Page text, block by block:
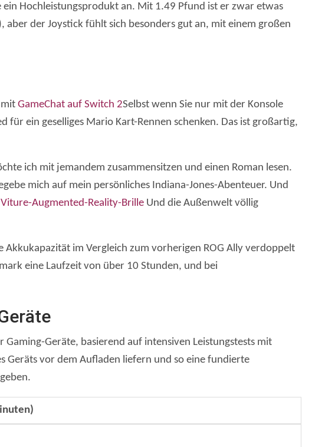
Hochleistungsprodukt an. Mit 1.49 Pfund ist er zwar etwas
aber der Joystick fühlt sich besonders gut an, mit einem großen
mit GameChat auf Switch 2Selbst wenn Sie nur mit der Konsole
ein geselliges Mario Kart-Rennen schenken. Das ist großartig,
ich mit jemandem zusammensitzen und einen Roman lesen.
mich auf mein persönliches Indiana-Jones-Abenteuer. Und
Augmented-Reality-Brille Und die Außenwelt völlig
im Vergleich zum vorherigen ROG Ally verdoppelt
eine Laufzeit von über 10 Stunden, und bei
Geräte, basierend auf intensiven Leistungstests mit
Geräts vor dem Aufladen liefern und so eine fundierte